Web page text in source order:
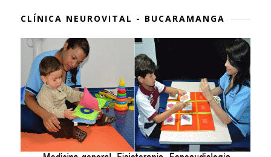
CLÍNICA NEUROVITAL - BUCARAMANGA